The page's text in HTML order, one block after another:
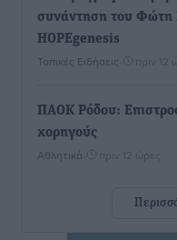
συνάντηση του Φώτη
HOPEgenesis
Τοπικές Ειδήσεις πριν 12
ΠΑΟΚ Ρόδου:
χορηγούς
Αθλητικά πριν 12 ώρες
Rhodes Beyond